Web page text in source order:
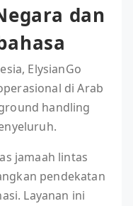
dan
ElysianGo
di Arab
handling
jamaah lintas
pendekatan
Layanan ini